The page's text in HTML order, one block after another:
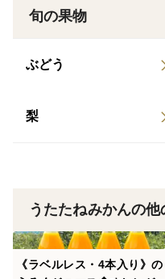
旬の果物
ぶどう
梨
うたたねみかんの他
《ラベルレス・4本入り》の